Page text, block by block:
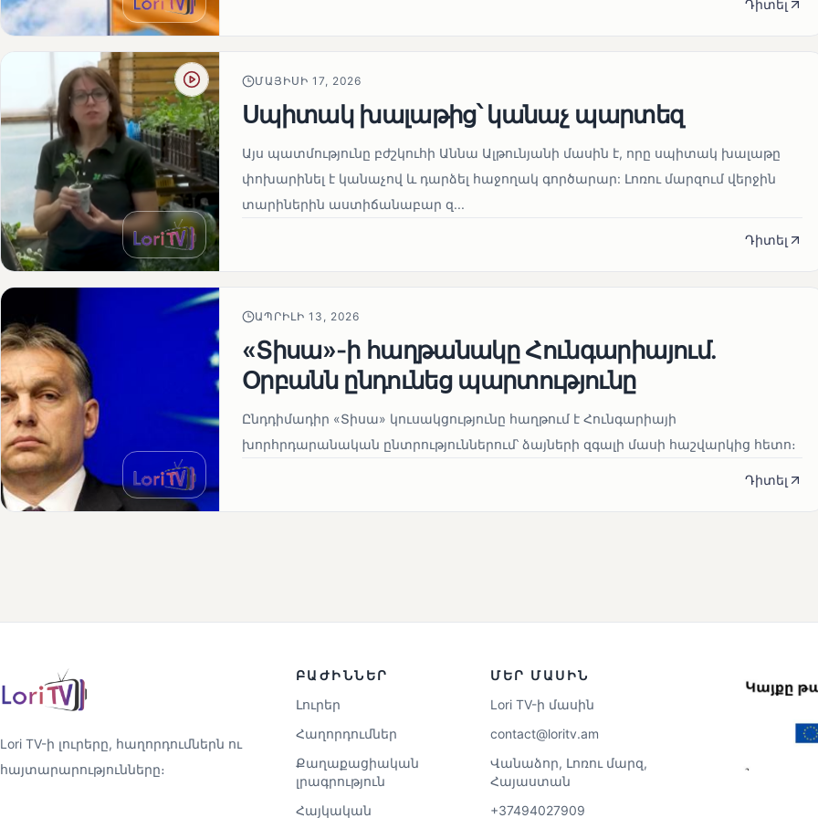
Դիտել
ՄԱՅԻՍԻ 17, 2026
Սպիտակ խալաթից՝ կանաչ պարտեզ
Այս պատմությունը բժշկուհի Աննա Ալթունյանի մասին է, որը սպիտակ խալաթը
փոխարինել է կանաչով և դարձել հաջողակ գործարար: Լոռու մարզում վերջին
տարիներին աստիճանաբար զ...
Դիտել
ԱՊՐԻԼԻ 13, 2026
«Տիսա»-ի հաղթանակը Հունգարիայում․
Օրբանն ընդունեց պարտությունը
Ընդդիմադիր «Տիսա» կուսակցությունը հաղթում է Հունգարիայի
խորհրդարանական ընտրություններում՝ ձայների զգալի մասի հաշվարկից հետո։
Դիտել
Lori TV-ի լուրերը, հաղորդումներն ու
հայտարարությունները։
ԲԱԺԻՆՆԵՐ
Լուրեր
Հաղորդումներ
Քաղաքացիական
լրագրություն
Հայկական
ՄԵՐ ՄԱՍԻՆ
Lori TV-ի մասին
contact@loritv.am
Վանաձոր, Լոռու մարզ,
Հայաստան
+37494027909